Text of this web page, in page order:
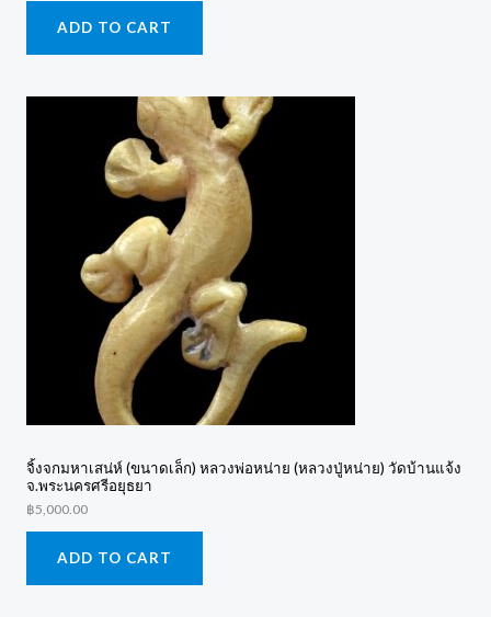
ADD TO CART
จิ้งจกมหาเสน่ห์ (ขนาดเล็ก) หลวงพ่อหน่าย (หลวงปู่หน่าย) วัดบ้านแจ้ง
จ.พระนครศรีอยุธยา
฿5,000.00
ADD TO CART